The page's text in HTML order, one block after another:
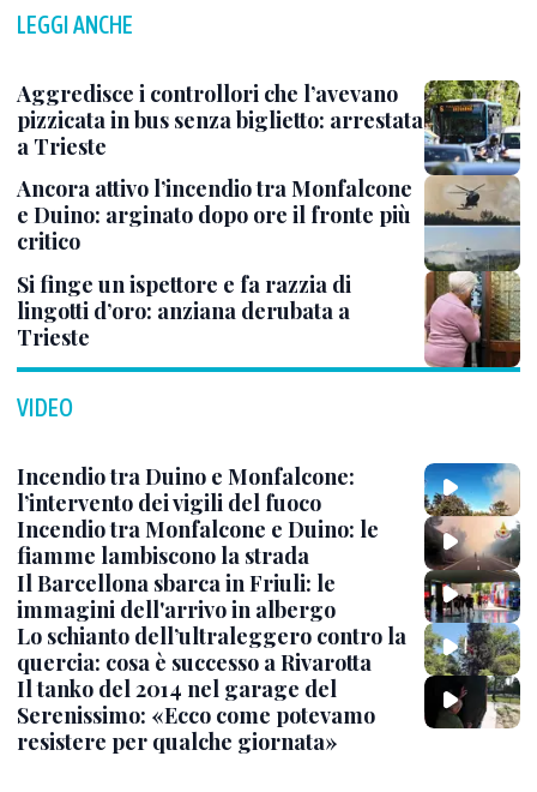
LEGGI ANCHE
Aggredisce i controllori che l’avevano
pizzicata in bus senza biglietto: arrestata
a Trieste
Ancora attivo l’incendio tra Monfalcone
e Duino: arginato dopo ore il fronte più
critico
Si finge un ispettore e fa razzia di
lingotti d’oro: anziana derubata a
Trieste
VIDEO
Incendio tra Duino e Monfalcone:
l’intervento dei vigili del fuoco
Incendio tra Monfalcone e Duino: le
fiamme lambiscono la strada
Il Barcellona sbarca in Friuli: le
immagini dell'arrivo in albergo
Lo schianto dell’ultraleggero contro la
quercia: cosa è successo a Rivarotta
Il tanko del 2014 nel garage del
Serenissimo: «Ecco come potevamo
resistere per qualche giornata»